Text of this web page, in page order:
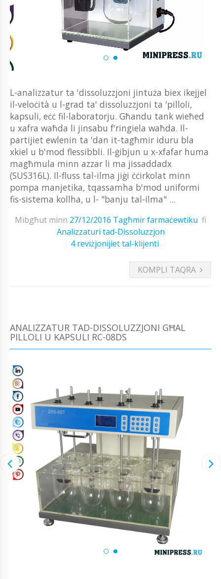
L-analizzatur ta 'dissoluzzjoni jintuża biex ikejjel
il-veloċità u l-grad ta' dissoluzzjoni ta 'pilloli,
kapsuli, eċċ fil-laboratorju. Għandu tank wieħed
u xafra waħda li jinsabu f'ringiela waħda. Il-
partijiet ewlenin ta 'dan it-tagħmir iduru bla
xkiel u b'mod flessibbli. Il-ġibjun u x-xfafar huma
magħmula minn azzar li ma jissaddadx
(SUS316L). Il-fluss tal-ilma jiġi ċċirkolat minn
pompa manjetika, tqassamha b'mod uniformi
fis-sistema kollha, u l- "banju tal-ilma" ...
Mibgħut minn 27/12/2016 Tagħmir farmaċewtiku fi
Analizzaturi tad-Dissoluzzjon
4 reviżjonijiet tal-klijenti
KOMPLI TAQRA
ANALIZZATUR TAD-DISSOLUZZJONI GĦAL
PILLOLI U KAPSULI RC-08DS